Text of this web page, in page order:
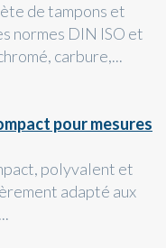
de tampons et
normes DIN ISO et
carbure,...
pour mesures
polyvalent et
adapté aux